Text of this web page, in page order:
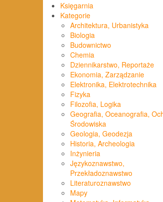
Księgarnia
Kategorie
Architektura, Urbanistyka
Biologia
Budownictwo
Chemia
Dziennikarstwo, Reportaże
Ekonomia, Zarządzanie
Elektronika, Elektrotechnika
Fizyka
Filozofia, Logika
Geografia, Oceanografia,
Środowiska
Geologia, Geodezja
Historia, Archeologia
Inżynieria
Językoznawstwo,
Przekładoznawstwo
Literaturoznawstwo
Mapy